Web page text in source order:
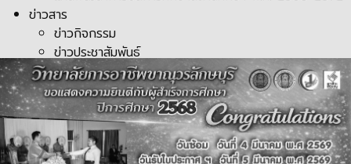
ข่าวสาร
ข่าวกิจกรรม
ข่าวประชาสัมพันธ์